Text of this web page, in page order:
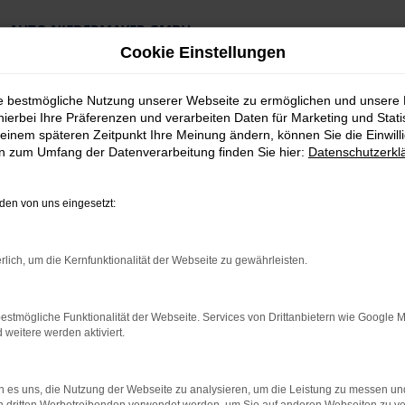
AUTO NIEDERMAYER GMBH
Preiswerte Angebote
Jahreswagen
Jahreswagen wartet
für Fürth vereint eher das Beste aus der Welt der Neuwagen
Folge ist, dass nahezu jeder VW T-Cross Jahreswagen
Cookie Einstellungen
bestmögliche Nutzung unserer Webseite zu ermöglichen und unsere
Ihre Präferenzen und verarbeiten Daten für Marketing und
späteren Zeitpunkt Ihre Meinung ändern, können Sie die
zum Umfang der Datenverarbeitung finden Sie hier:
von uns eingesetzt:
um die Kernfunktionalität der Webseite zu gewährleisten.
Funktionalität der Webseite. Services von Drittanbietern wie Google
weitere werden aktiviert.
es uns, die Nutzung der Webseite zu analysieren, um die Leistung zu messen